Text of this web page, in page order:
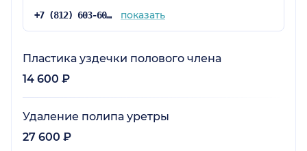
+7 (812) 603-60-42 показать
Пластика уздечки полового члена
14 600 ₽
Удаление полипа уретры
27 600 ₽